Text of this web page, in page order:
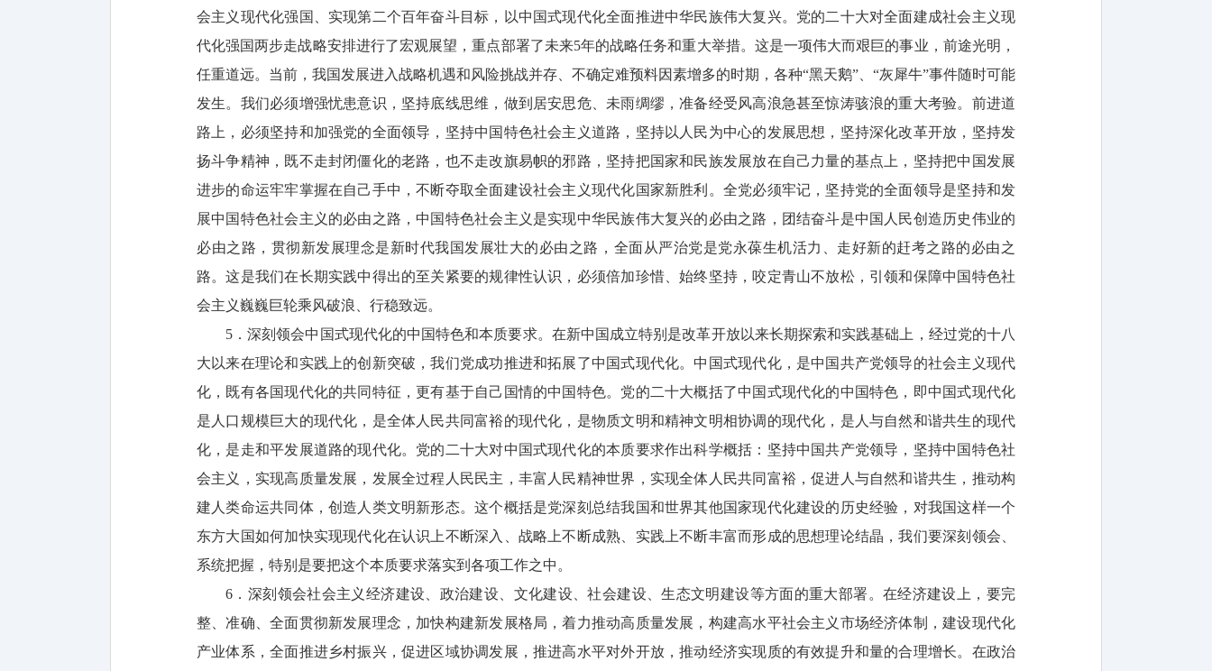
会主义现代化强国、实现第二个百年奋斗目标，以中国式现代化全面推进中华民族伟大复兴。党的二十大对全面建成社会主义现
代化强国两步走战略安排进行了宏观展望，重点部署了未来5年的战略任务和重大举措。这是一项伟大而艰巨的事业，前途光明，
任重道远。当前，我国发展进入战略机遇和风险挑战并存、不确定难预料因素增多的时期，各种“黑天鹅”、“灰犀牛”事件随时可能
发生。我们必须增强忧患意识，坚持底线思维，做到居安思危、未雨绸缪，准备经受风高浪急甚至惊涛骇浪的重大考验。前进道
路上，必须坚持和加强党的全面领导，坚持中国特色社会主义道路，坚持以人民为中心的发展思想，坚持深化改革开放，坚持发
扬斗争精神，既不走封闭僵化的老路，也不走改旗易帜的邪路，坚持把国家和民族发展放在自己力量的基点上，坚持把中国发展
进步的命运牢牢掌握在自己手中，不断夺取全面建设社会主义现代化国家新胜利。全党必须牢记，坚持党的全面领导是坚持和发
展中国特色社会主义的必由之路，中国特色社会主义是实现中华民族伟大复兴的必由之路，团结奋斗是中国人民创造历史伟业的
必由之路，贯彻新发展理念是新时代我国发展壮大的必由之路，全面从严治党是党永葆生机活力、走好新的赶考之路的必由之
路。这是我们在长期实践中得出的至关紧要的规律性认识，必须倍加珍惜、始终坚持，咬定青山不放松，引领和保障中国特色社
会主义巍巍巨轮乘风破浪、行稳致远。
5．深刻领会中国式现代化的中国特色和本质要求。在新中国成立特别是改革开放以来长期探索和实践基础上，经过党的十八
大以来在理论和实践上的创新突破，我们党成功推进和拓展了中国式现代化。中国式现代化，是中国共产党领导的社会主义现代
化，既有各国现代化的共同特征，更有基于自己国情的中国特色。党的二十大概括了中国式现代化的中国特色，即中国式现代化
是人口规模巨大的现代化，是全体人民共同富裕的现代化，是物质文明和精神文明相协调的现代化，是人与自然和谐共生的现代
化，是走和平发展道路的现代化。党的二十大对中国式现代化的本质要求作出科学概括：坚持中国共产党领导，坚持中国特色社
会主义，实现高质量发展，发展全过程人民民主，丰富人民精神世界，实现全体人民共同富裕，促进人与自然和谐共生，推动构
建人类命运共同体，创造人类文明新形态。这个概括是党深刻总结我国和世界其他国家现代化建设的历史经验，对我国这样一个
东方大国如何加快实现现代化在认识上不断深入、战略上不断成熟、实践上不断丰富而形成的思想理论结晶，我们要深刻领会、
系统把握，特别是要把这个本质要求落实到各项工作之中。
6．深刻领会社会主义经济建设、政治建设、文化建设、社会建设、生态文明建设等方面的重大部署。在经济建设上，要完
整、准确、全面贯彻新发展理念，加快构建新发展格局，着力推动高质量发展，构建高水平社会主义市场经济体制，建设现代化
产业体系，全面推进乡村振兴，促进区域协调发展，推进高水平对外开放，推动经济实现质的有效提升和量的合理增长。在政治